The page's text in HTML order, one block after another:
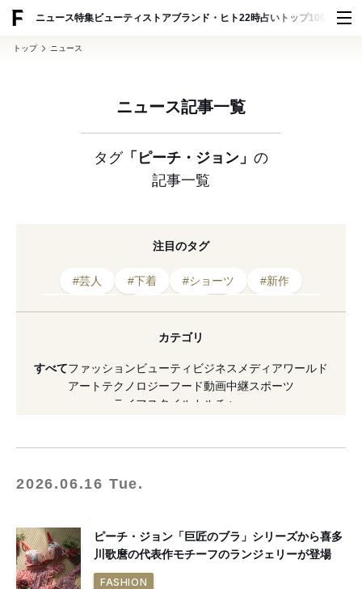
ニュース特集ビューティ ストアブランド・ヒト22時占い トップ100 スナッ
トップ ニュース
ニュース記事一覧
タグ「ピーチ・ジョン」 の
記事一覧
注目のタグ
#芸人 #下着 #ショーツ
#新作
#コラボレーション
#巨匠のブラ
#バービー #乃木坂46
#占い
カテゴリ
すべてファッションビューティ ビジネス メディアワールド
アート テクノロジーフード動画中継スポーツ
ライフスタイル
カルチャー
2026.06.16 Tue.
ピーチ・ジョン「巨匠のブラ」シリーズから喜多
川歌麿の代表作モチーフのランジェリーが登場
FASHION